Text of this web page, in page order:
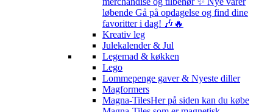
løbende Gå på opdagelse og find dine
favoritter i dag! 🎶🔥
Kreativ leg
Julekalender & Jul
Legemad & køkken
Lego
Lommepenge gaver & Nyeste diller
Magformers
Magna-TilesHer på siden kan du købe